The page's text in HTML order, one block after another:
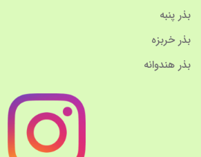
بذر پنبه
بذر خربزه
بذر هندوانه